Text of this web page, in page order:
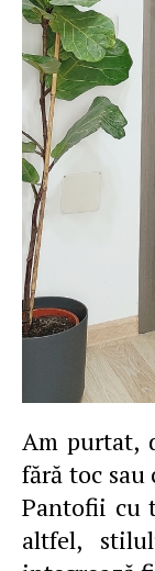
Am purtat,
fără toc sau
Pantofii cu
altfel,